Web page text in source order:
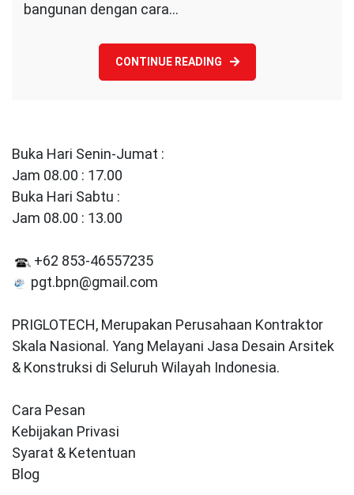
bangunan dengan cara…
CONTINUE READING
Buka Hari Senin-Jumat :
Jam 08.00 : 17.00
Buka Hari Sabtu :
Jam 08.00 : 13.00
+62 853-46557235
pgt.bpn@gmail.com
PRIGLOTECH, Merupakan Perusahaan Kontraktor
Skala Nasional. Yang Melayani Jasa Desain Arsitek
& Konstruksi di Seluruh Wilayah Indonesia.
Cara Pesan
Kebijakan Privasi
Syarat & Ketentuan
Blog